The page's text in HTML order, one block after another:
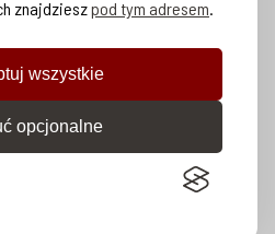
znajdzieszpod tym adresem.
wszystkie
opcjonalne